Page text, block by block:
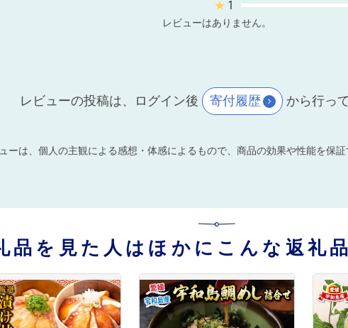
★ 1
レビューはありません。
レビューの投稿は、ログイン後 寄付履歴 から行っ
ーは、個人の主観による感想・体感によるもので、商品の効果や性能を保証
品を見た人はほかにこんな返礼